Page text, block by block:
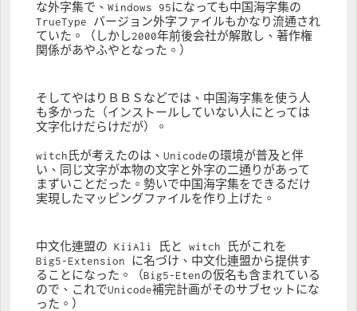
な外字集で、Windows 95になっても中国海字集の
TrueType バージョン外字ファイルもかなり流通され
ていた。（しかし2000年前後会社が解散し、著作権
関係があやふやとなった。）
そしてやはりＢＢＳなどでは、中国海字集を使う人
も多かった（インストールしていない人にとっては
文字化けだらけだが）。
witch氏が考えたのは、Unicodeの環境が普及と伴
い、同じ文字が本物の文字と外字の二通りがあって
まずいことだった。勢いで中国海字集をできるだけ
実現したマッピングファイルを作り上げた。
中文化連盟の KiiAli 氏と witch 氏がこれを
Big5-Extension に名づけ、中文化連盟から提供す
ることになった。（Big5-Etenの仮名も含まれている
ので、これでUnicode補完計画がそのサブセットにな
った。）